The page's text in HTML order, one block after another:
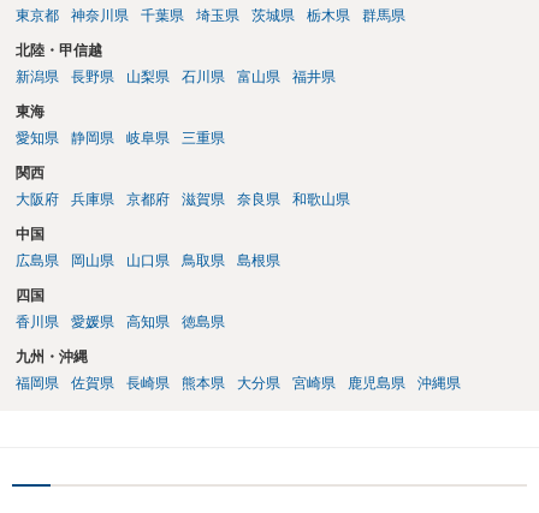
東京都
神奈川県 千葉県 埼玉県 茨城県 栃木県 群馬県
北陸・甲信越
新潟県
長野県 山梨県 石川県 富山県 福井県
東海
愛知県
静岡県 岐阜県 三重県
関西
大阪府
兵庫県 京都府 滋賀県 奈良県 和歌山県
中国
広島県
岡山県 山口県 鳥取県 島根県
四国
香川県
愛媛県 高知県 徳島県
九州・沖縄
福岡県
佐賀県 長崎県 熊本県 大分県 宮崎県 鹿児島県 沖縄県